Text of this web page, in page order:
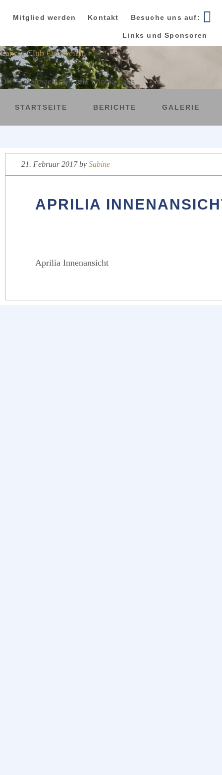
Hauptnavigation
Inhalt
Seitenspalte
Mitglied werden Kontakt Besuche uns auf:
Links und Sponsoren
Lancia Club Österreich
DIE Anlaufstelle für alle Lancia Fans
STARTSEITE BERICHTE GALERIE
21. Februar 2017by Sabine
APRILIA
Aprilia Innenansicht